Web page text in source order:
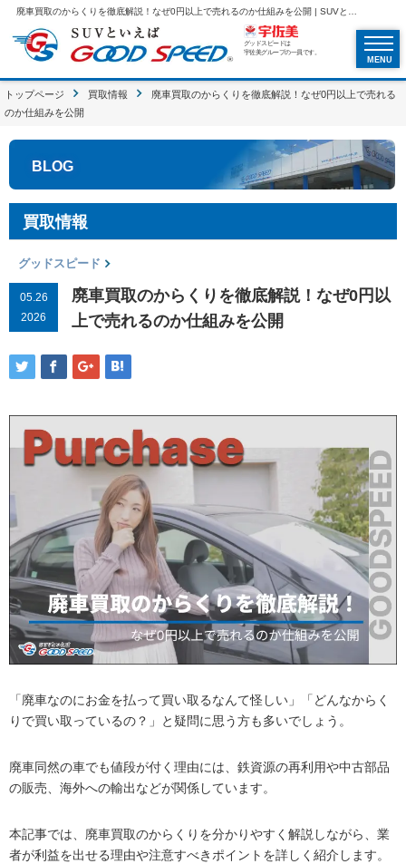
グッドスピードは
宇佐美グループの一員です。
MENU
トップページ 買取情報
廃車買取のからくりを徹底解説！なぜ0円以上で売れる
のか仕組みを公開
BLOG
買取情報
グッドスピード
05.26
2026
廃車買取のからくりを徹底解説！なぜ0円以
上で売れるのか仕組みを公開
「廃車なのにお金を払って買い取るなんて怪しい」「どんなからく
りで買い取っているの？」と疑問に思う方も多いでしょう。
廃車同然の車でも値段が付く理由には、鉄資源の再利用や中古部品
の販売、海外への輸出などが関係しています。
本記事では、廃車買取のからくりを分かりやすく解説しながら、業
者が利益を出せる理由や注意すべきポイントを詳しく紹介します。